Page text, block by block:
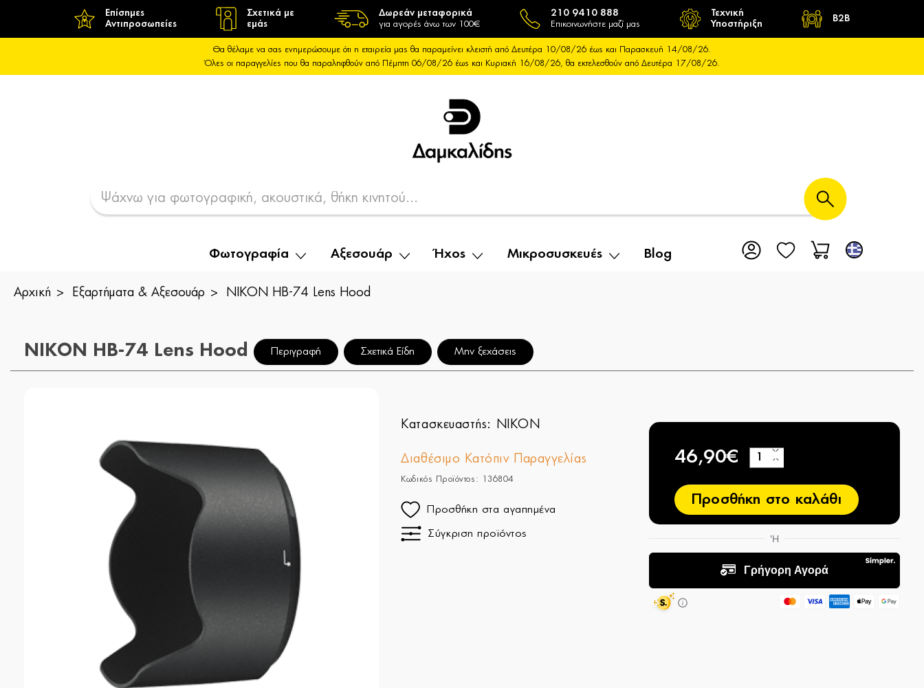
Επίσημες
Αντιπροσωπείες
Σχετικά με
εμάς
Δωρεάν μεταφορικά
για αγορές άνω των 100€
210 9410 888
Επικοινωνήστε μαζί μας
Τεχνική
Υποστήριξη
B2B
Θα θέλαμε να σας ενημερώσουμε ότι η εταιρεία μας θα παραμείνει κλειστή από Δευτέρα 10/08/26 έως και Παρασκευή 14/08/26.
Όλες οι παραγγελίες που θα παραληφθούν από Πέμπτη 06/08/26 έως και Κυριακή 16/08/26, θα εκτελεσθούν από Δευτέρα 17/08/26.
Φωτογραφία Αξεσουάρ Ήχος Μικροσυσκευές Blog
Αρχική Εξαρτήματα & Αξεσουάρ NIKON HB-74 Lens Hood
NIKON HB-74 Lens Hood Περιγραφή Σχετικά Είδη Μην ξεχάσεις
Κατασκευαστής: NIKON
Διαθέσιμο Κατόπιν Παραγγελίας
Κωδικός Προϊόντος: 136804
Προσθήκη στα αγαπημένα
Σύγκριση προϊόντος
46,90€ −
+
Προσθήκη στο καλάθι